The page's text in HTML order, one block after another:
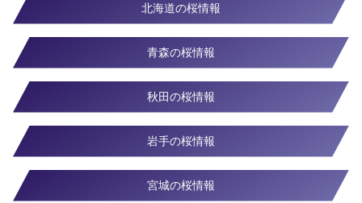
北海道の桜情報
青森の桜情報
秋田の桜情報
岩手の桜情報
宮城の桜情報